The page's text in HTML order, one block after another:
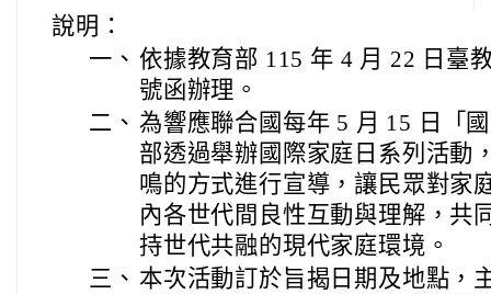
說明：
一、 依據教育部 115 年 4 月 22 日臺
號函辦理。
二、 為響應聯合國每年 5 月 15 日「
部透過舉辦國際家庭日系列活動
鳴的方式進行宣導，讓民眾對家
內各世代間良性互動與理解，共
持世代共融的現代家庭環境。
三、 本次活動訂於旨揭日期及地點，